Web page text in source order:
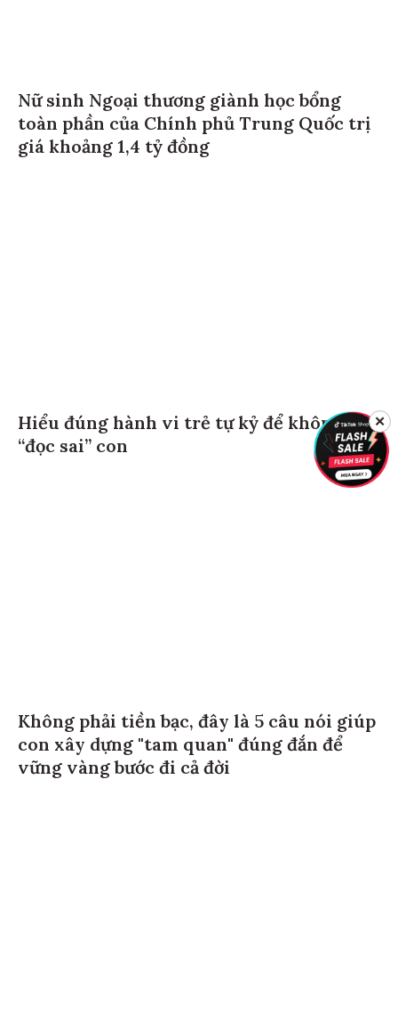
Nữ sinh Ngoại thương giành học bổng
toàn phần của Chính phủ Trung Quốc trị
giá khoảng 1,4 tỷ đồng
Hiểu đúng hành vi trẻ tự kỷ để không
“đọc sai” con
Không phải tiền bạc, đây là 5 câu nói giúp
con xây dựng "tam quan" đúng đắn để
vững vàng bước đi cả đời
✕